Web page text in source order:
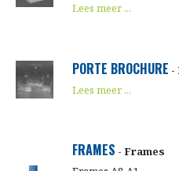
Lees meer ...
PORTE BROCHURE -
Lees meer ...
FRAMES - Frames